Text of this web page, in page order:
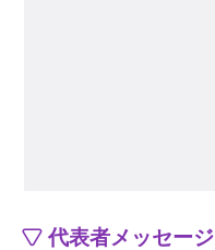
代表者メッセージ